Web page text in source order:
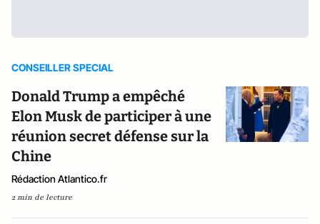
CONSEILLER SPECIAL
Donald Trump a empêché
Elon Musk de participer à une
réunion secret défense sur la
Chine
Rédaction Atlantico.fr
2 min de lecture